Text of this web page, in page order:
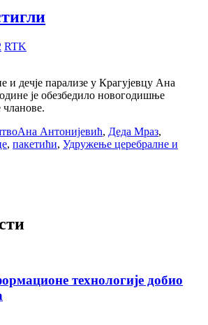
RTK
и дечје парализе у Крагујевцу Ана
је обезбедило новогодишње
чланове.
Ана Антонијевић, Деда Мраз,
, пакетићи, Удружење церебралне и
технологије добио